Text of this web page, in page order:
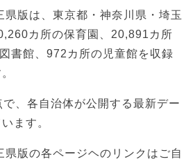
県版は、東京都・神奈川県・埼玉
カ所の保育園、20,891カ所
書館、972カ所の児童館を収録
、各自治体が公開する最新デー
ます。
県版の各ページヘのリンクはご自